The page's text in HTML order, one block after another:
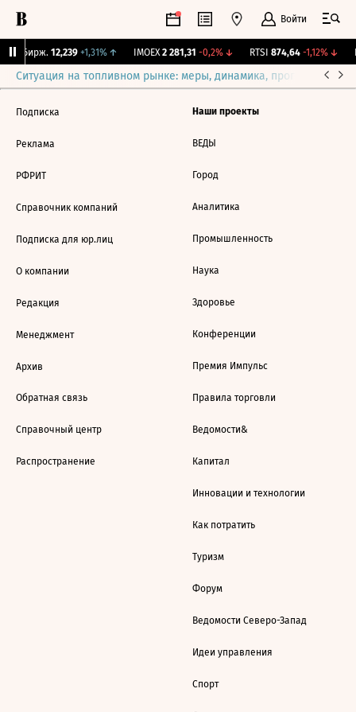
Войти
Бирж. 12,239 +1,31%↑ IMOEX 2 281,31 -0,2%↓ RTSI 874,64 -1,12%↓
Ситуация на топливном рынке: меры, динамика, прогнозы
Подписка
Реклама
РФРИТ
Справочник компаний
Подписка для юр.лиц
О компании
Редакция
Менеджмент
Архив
Обратная связь
Справочный центр
Распространение
Наши проекты
ВЕДЫ
Город
Аналитика
Промышленность
Наука
Здоровье
Конференции
Премия Импульс
Правила торговли
Ведомости&
Капитал
Инновации и технологии
Как потратить
Туризм
Форум
Ведомости Северо-Запад
Идеи управления
Спорт